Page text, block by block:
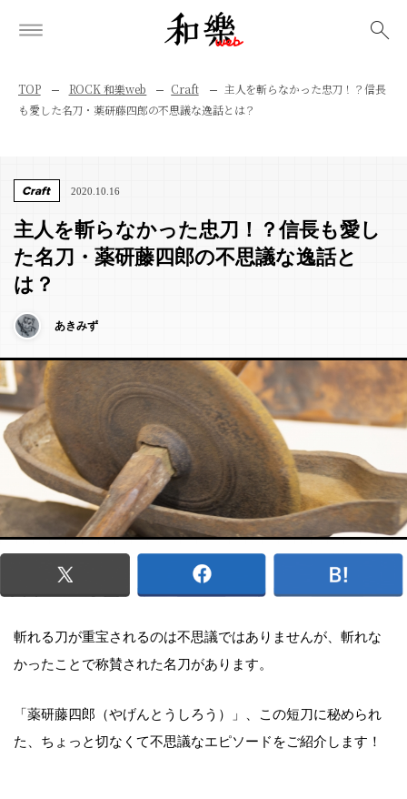
TOP ROCK 和樂web Craft
主人を斬らなかった忠刀！？信長
も愛した名刀・薬研藤四郎の不思議な逸話とは？
Craft 2020.10.16
主人を斬らなかった忠刀！？信長も愛し
た名刀・薬研藤四郎の不思議な逸話と
は？
あきみず
斬れる刀が重宝されるのは不思議ではありませんが、斬れな
かったことで称賛された名刀があります。
「薬研藤四郎（やげんとうしろう）」、この短刀に秘められ
た、ちょっと切なくて不思議なエピソードをご紹介します！